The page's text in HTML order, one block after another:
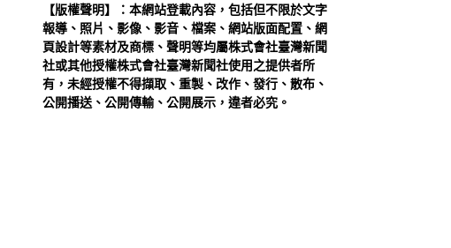
【版權聲明】：本網站登載內容，包括但不限於文字
報導、照片、影像、影音、檔案、網站版面配置、網
頁設計等素材及商標、聲明等均屬株式會社臺灣新聞
社或其他授權株式會社臺灣新聞社使用之提供者所
有，未經授權不得擷取、重製、改作、發行、散布、
公開播送、公開傳輸、公開展示，違者必究。